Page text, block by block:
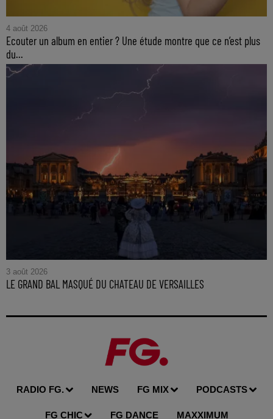
4 août 2026
Ecouter un album en entier ? Une étude montre que ce n’est plus
du...
3 août 2026
LE GRAND BAL MASQUÉ DU CHATEAU DE VERSAILLES
RADIO FG. NEWS FG MIX PODCASTS
FG CHIC FG DANCE MAXXIMUM